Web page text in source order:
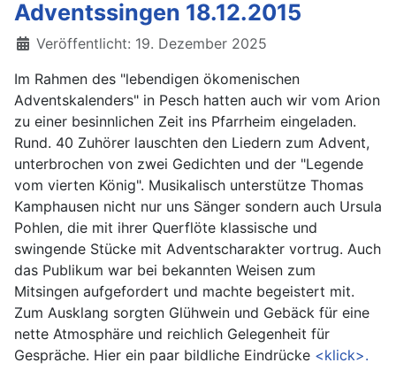
Adventssingen 18.12.2015
Details
Veröffentlicht: 19. Dezember 2025
Im Rahmen des "lebendigen ökomenischen
Adventskalenders" in Pesch hatten auch wir vom Arion
zu einer besinnlichen Zeit ins Pfarrheim eingeladen.
Rund. 40 Zuhörer lauschten den Liedern zum Advent,
unterbrochen von zwei Gedichten und der "Legende
vom vierten König". Musikalisch unterstütze Thomas
Kamphausen nicht nur uns Sänger sondern auch Ursula
Pohlen, die mit ihrer Querflöte klassische und
swingende Stücke mit Adventscharakter vortrug. Auch
das Publikum war bei bekannten Weisen zum
Mitsingen aufgefordert und machte begeistert mit.
Zum Ausklang sorgten Glühwein und Gebäck für eine
nette Atmosphäre und reichlich Gelegenheit für
Gespräche. Hier ein paar bildliche Eindrücke <klick>.